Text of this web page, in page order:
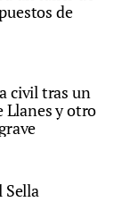
de
civil tras un
Llanes y otro
Sella